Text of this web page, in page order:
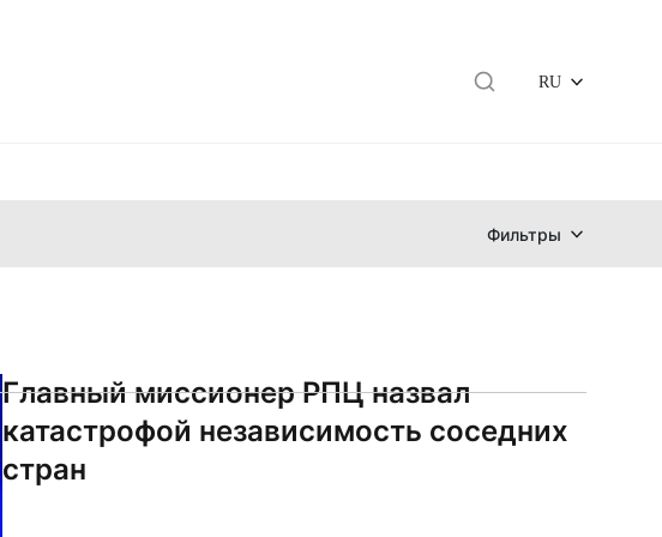
RU
Фильтры
Главный миссионер РПЦ назвал
катастрофой независимость соседних
стран